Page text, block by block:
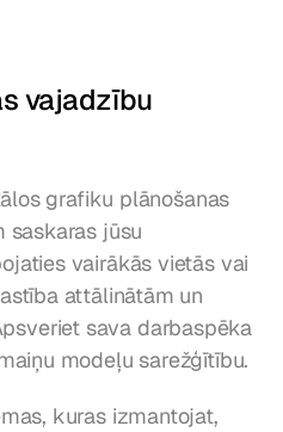
vajadzību
grafiku plānošanas
saskaras jūsu
vairākās vietās vai
attālinātām un
sava darbaspēka
modeļu sarežģītību.
kuras izmantojat,